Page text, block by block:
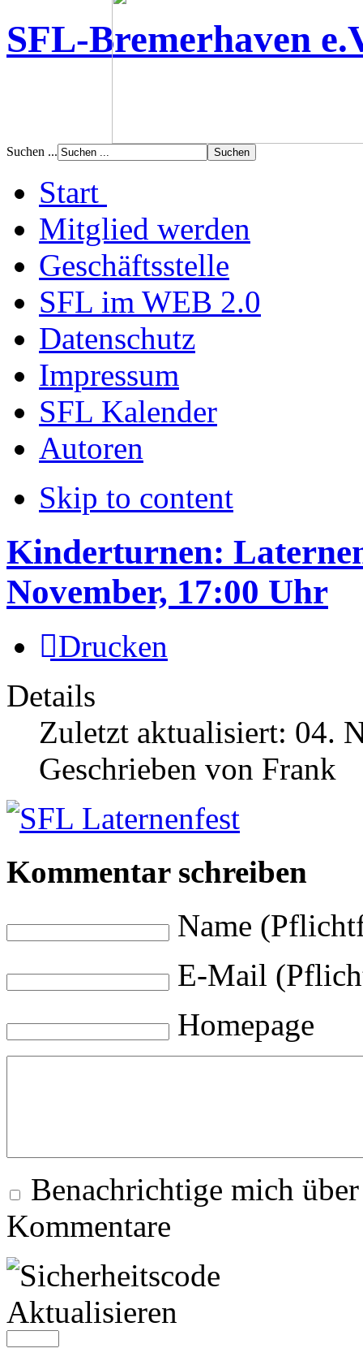
SFL-Bremerhaven
Suchen ...
Start
Mitglied werden
Geschäftsstelle
SFL im WEB 2.0
Datenschutz
Impressum
SFL Kalender
Autoren
Skip to content
Kinderturnen:
November, 17:00 Uhr
Drucken
Details
Zuletzt aktualisiert: 04.
Geschrieben von Frank
Kommentar schreiben
Name
E-Mail
Homepage
Benachrichtige mich
Kommentare
Aktualisieren